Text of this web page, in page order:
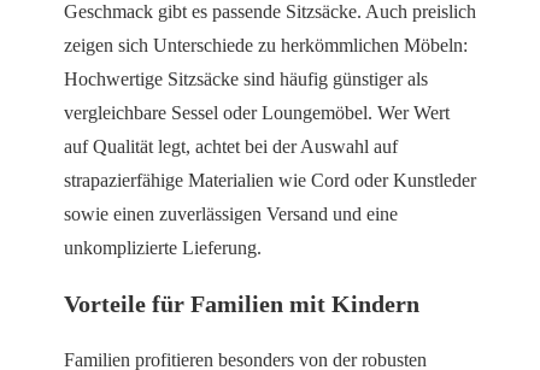
Geschmack gibt es passende Sitzsäcke. Auch preislich
zeigen sich Unterschiede zu herkömmlichen Möbeln:
Hochwertige Sitzsäcke sind häufig günstiger als
vergleichbare Sessel oder Loungemöbel. Wer Wert
auf Qualität legt, achtet bei der Auswahl auf
strapazierfähige Materialien wie Cord oder Kunstleder
sowie einen zuverlässigen Versand und eine
unkomplizierte Lieferung.
Vorteile für Familien mit Kindern
Familien profitieren besonders von der robusten